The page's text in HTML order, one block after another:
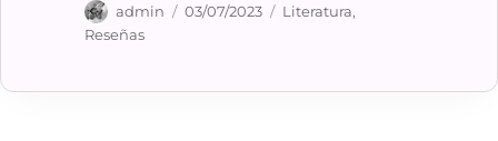
Autor
admin
Publicado
03/07/2023 Categorías
Literatura,
Reseñas